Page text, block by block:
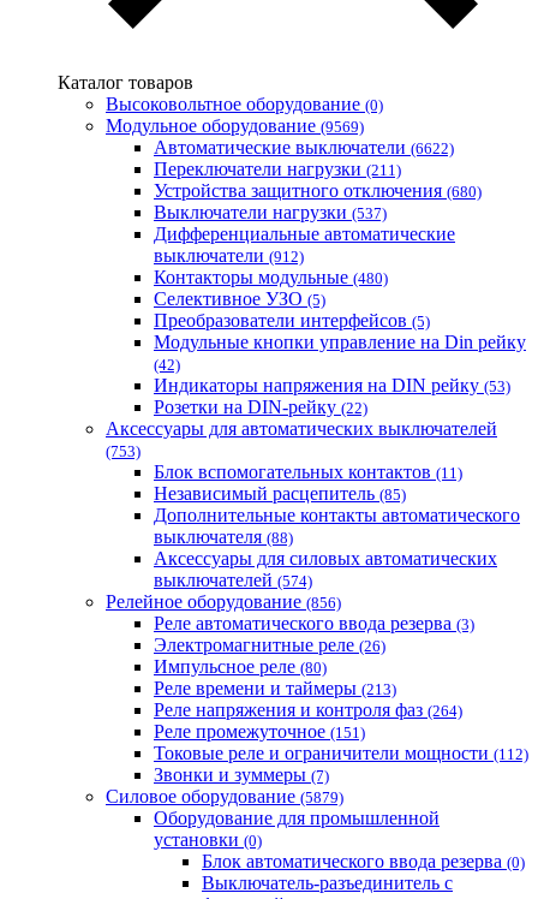
Мегомметр (Украина)
Промфактор
Термофит
Укрэнерго-Альянс (Украина)
Каталог товаров
Высоковольтное оборудование (0)
Модульное оборудование (9569)
Автоматические выключатели (6622)
Переключатели нагрузки (211)
Устройства защитного отключения (680)
Выключатели нагрузки (537)
Дифференциальные автоматические
выключатели (912)
Контакторы модульные (480)
Селективное УЗО (5)
Преобразователи интерфейсов (5)
Модульные кнопки управление на Din рейку
(42)
Индикаторы напряжения на DIN рейку (53)
Розетки на DIN-рейку (22)
Аксессуары для автоматических выключателей
(753)
Блок вспомогательных контактов (11)
Независимый расцепитель (85)
Дополнительные контакты автоматического
выключателя (88)
Аксессуары для силовых автоматических
выключателей (574)
Релейное оборудование (856)
Реле автоматического ввода резерва (3)
Электромагнитные реле (26)
Импульсное реле (80)
Реле времени и таймеры (213)
Реле напряжения и контроля фаз (264)
Реле промежуточное (151)
Токовые реле и ограничители мощности (112)
Звонки и зуммеры (7)
Силовое оборудование (5879)
Оборудование для промышленной
установки (0)
Блок автоматического ввода резерва (0)
Выключатель-разъединитель с